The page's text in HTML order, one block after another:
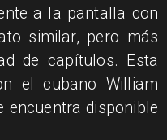
a la pantalla con
similar, pero más
de capítulos. Esta
el cubano William
encuentra disponible